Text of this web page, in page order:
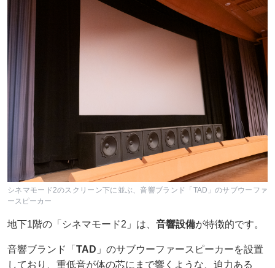
シネマモード2のスクリーン下に並ぶ、音響ブランド「TAD」のサブウーファ
ースピーカー
地下1階の「シネマモード2」は、 音響設備が特徴的です。
音響ブランド「 TAD 」のサブウーファースピーカーを設置
しており、重低音が体の芯にまで響くような、迫力ある